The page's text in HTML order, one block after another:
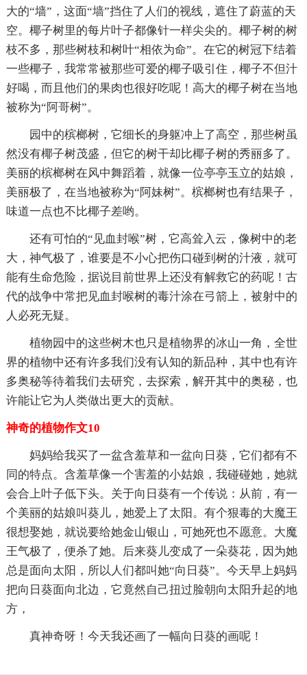
大的“墙”，这面“墙”挡住了人们的视线，遮住了蔚蓝的天
空。椰子树里的每片叶子都像针一样尖尖的。椰子树的树
枝不多，那些树枝和树叶“相依为命”。在它的树冠下结着
一些椰子，我常常被那些可爱的椰子吸引住，椰子不但汁
好喝，而且他们的果肉也很好吃呢！高大的椰子树在当地
被称为“阿哥树”。
园中的槟榔树，它细长的身躯冲上了高空，那些树虽
然没有椰子树茂盛，但它的树干却比椰子树的秀丽多了。
美丽的槟榔树在风中舞蹈着，就像一位亭亭玉立的姑娘，
美丽极了，在当地被称为“阿妹树”。槟榔树也有结果子，
味道一点也不比椰子差哟。
还有可怕的“见血封喉”树，它高耸入云，像树中的老
大，神气极了，谁要是不小心把伤口碰到树的汁液，就可
能有生命危险，据说目前世界上还没有解救它的药呢！古
代的战争中常把见血封喉树的毒汁涂在弓箭上，被射中的
人必死无疑。
植物园中的这些树木也只是植物界的冰山一角，全世
界的植物中还有许多我们没有认知的新品种，其中也有许
多奥秘等待着我们去研究，去探索，解开其中的奥秘，也
许能让它为人类做出更大的贡献。
神奇的植物作文10
妈妈给我买了一盆含羞草和一盆向日葵，它们都有不
同的特点。含羞草像一个害羞的小姑娘，我碰碰她，她就
会合上叶子低下头。关于向日葵有一个传说：从前，有一
个美丽的姑娘叫葵儿，她爱上了太阳。有个狠毒的大魔王
很想娶她，就说要给她金山银山，可她死也不愿意。大魔
王气极了，便杀了她。后来葵儿变成了一朵葵花，因为她
总是面向太阳，所以人们都叫她“向日葵”。今天早上妈妈
把向日葵面向北边，它竟然自己扭过脸朝向太阳升起的地
方，
真神奇呀！今天我还画了一幅向日葵的画呢！